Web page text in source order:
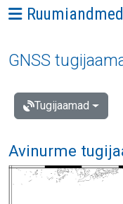
Ava menüü:
Ruumiandmed
GNSS
Tugijaamad
Avinurme